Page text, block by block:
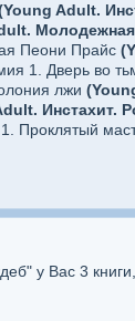
Adult.
Пеони Прайс
1. Дверь во
лжи
Инстахит.
Проклятый
у Вас 3